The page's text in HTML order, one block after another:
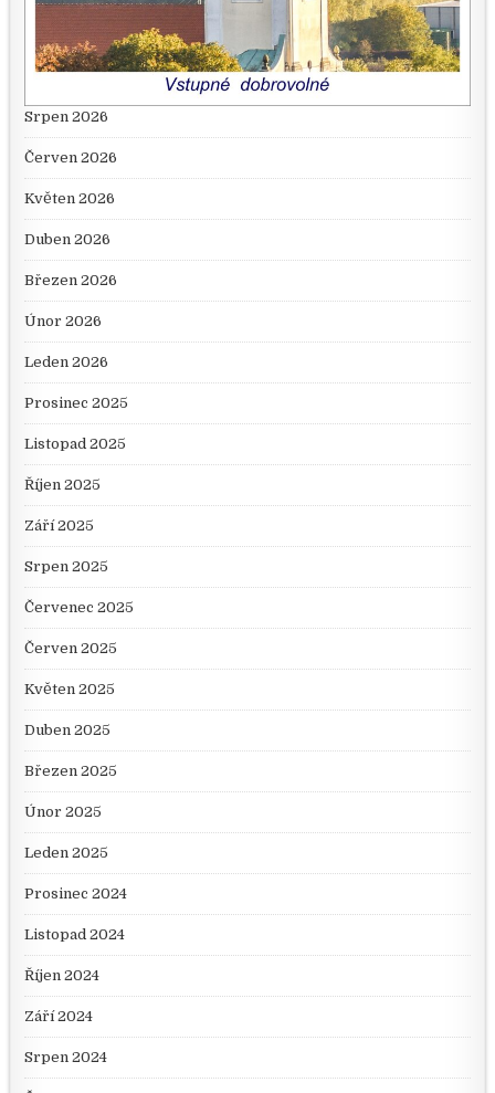
Srpen 2026
Červen 2026
Květen 2026
Duben 2026
Březen 2026
Únor 2026
Leden 2026
Prosinec 2025
Listopad 2025
Říjen 2025
Září 2025
Srpen 2025
Červenec 2025
Červen 2025
Květen 2025
Duben 2025
Březen 2025
Únor 2025
Leden 2025
Prosinec 2024
Listopad 2024
Říjen 2024
Září 2024
Srpen 2024